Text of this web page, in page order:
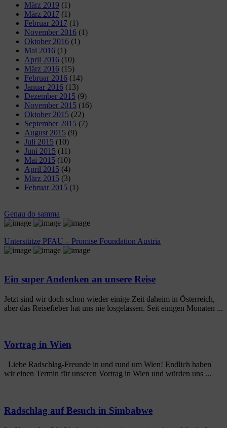
März 2019 (1)
März 2017 (1)
Februar 2017 (1)
November 2016 (1)
Oktober 2016 (1)
Mai 2016 (1)
April 2016 (10)
März 2016 (15)
Februar 2016 (14)
Januar 2016 (13)
Dezember 2015 (9)
November 2015 (16)
Oktober 2015 (22)
September 2015 (7)
August 2015 (9)
Juli 2015 (10)
Juni 2015 (11)
Mai 2015 (10)
April 2015 (4)
März 2015 (3)
Februar 2015 (1)
Genau do samma
Unterstütze PFAU – Promise Foundation Austria
Ein super Andenken an unsere Reise
Jetzt sind wir doch schon wieder einige Zeit daheim in Österreich,
aber das Reisefieber hat uns nie losgelassen. Seit einigen Monaten ...
Vortrag in Wien
Liebe Radschlag-Freunde in und rund um Wien! Endlich haben
wir einen Termin für unseren Vortrag in Wien und würden uns ...
Radschlag auf Besuch in Simbabwe